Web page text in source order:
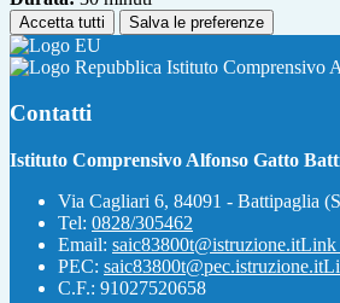
Accetta tutti Salva le preferenze
Istituto Comprensivo
Contatti
Istituto Comprensivo Alfonso Gatto
Via Cagliari 6, 84091 - Battipaglia
Tel: 0828/305462
Email: saic83800t@istruzione.itLink
PEC: saic83800t@pec.istruzione.it
C.F.: 91027520658